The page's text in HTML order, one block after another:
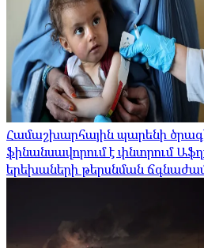
Համաշխարհային պարենի
ֆինանսավորում է փնտրում
երեխաների թերսնման